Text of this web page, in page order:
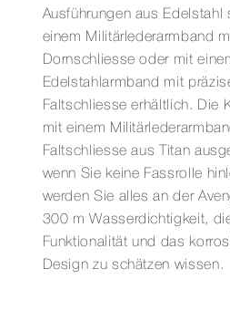
Ausführungen aus Edelstahl
einem Militärlederarmband
Dornschliesse oder mit
Edelstahlarmband mit
Faltschliesse erhältlich. Die
mit einem
Faltschliesse aus Titan
wenn Sie keine Fassrolle
werden Sie alles an der
300 m Wasserdichtigkeit,
Funktionalität und das
Design zu schätzen wissen.